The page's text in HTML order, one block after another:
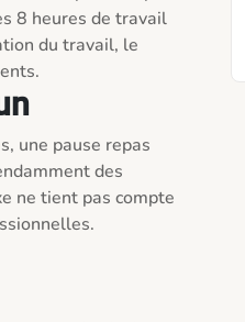
8 heures de travail
du travail, le
une pause repas
des
ne tient pas compte